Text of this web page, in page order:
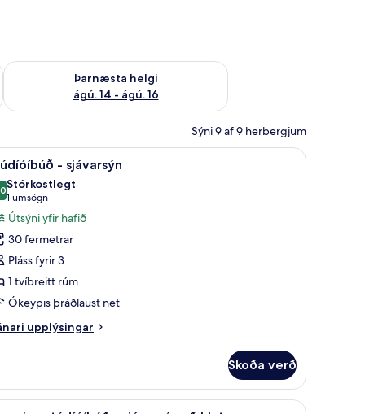
9
Þarnæsta helgi
ágú. 14 - ágú. 16
Athuga framboð þarnæstu helgi ágú. 14 - ágú. 16
Sýni 9 af 9 herbergjum
fyrir fartölvur 32-tommu LED-sjónvarp með
11 - sjávarsýn
af 10
Stórkostlegt
1 umsögn
(1
umsögn)
Útsýni yfir hafið
30 fermetrar
Pláss fyrir 3
1 tvíbreitt rúm
Ókeypis þráðlaust net
upplýsingar
Skoða verð
sjónvarp. Superior-stúdíóíbúð - sjávarsýn að hluta |